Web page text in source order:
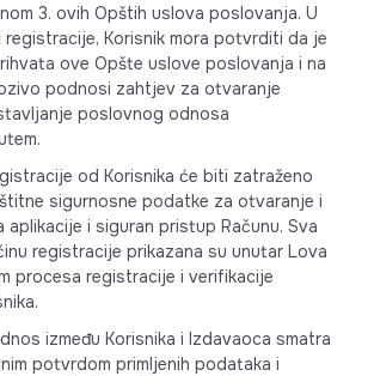
3. ovih Opštih uslova poslovanja. U
Korisnik mora potvrditi da je
ove Opšte uslove poslovanja i na
podnosi zahtjev za otvaranje
poslovnog odnosa
od Korisnika će biti zatraženo
sigurnosne podatke za otvaranje i
aplikacije i siguran pristup Računu. Sva
registracije prikazana su unutar Lova
procesa registracije i verifikacije
između Korisnika i Izdavaoca smatra
potvrdom primljenih podataka i